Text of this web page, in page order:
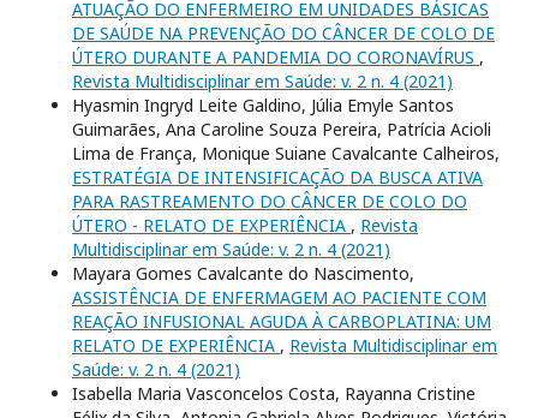
ATUAÇÃO DO ENFERMEIRO EM UNIDADES BÁSICAS
DE SAÚDE NA PREVENÇÃO DO CÂNCER DE COLO DE
ÚTERO DURANTE A PANDEMIA DO CORONAVÍRUS ,
Revista Multidisciplinar em Saúde: v. 2 n. 4 (2021)
Hyasmin Ingryd Leite Galdino, Júlia Emyle Santos
Guimarães, Ana Caroline Souza Pereira, Patrícia Acioli
Lima de França, Monique Suiane Cavalcante Calheiros,
ESTRATÉGIA DE INTENSIFICAÇÃO DA BUSCA ATIVA
PARA RASTREAMENTO DO CÂNCER DE COLO DO
ÚTERO - RELATO DE EXPERIÊNCIA , Revista
Multidisciplinar em Saúde: v. 2 n. 4 (2021)
Mayara Gomes Cavalcante do Nascimento,
ASSISTÊNCIA DE ENFERMAGEM AO PACIENTE COM
REAÇÃO INFUSIONAL AGUDA À CARBOPLATINA: UM
RELATO DE EXPERIÊNCIA , Revista Multidisciplinar em
Saúde: v. 2 n. 4 (2021)
Isabella Maria Vasconcelos Costa, Rayanna Cristine